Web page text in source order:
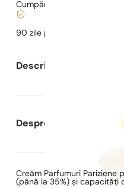
Cumpărături și plăți sigure
90 zile pentru a
Descrierea parfumului
Despre Parfumuri
Creăm Parfumuri
(până la 35%) și capacități